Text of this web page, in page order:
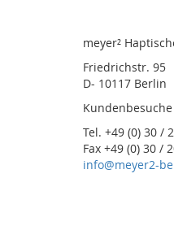
meyer²
Friedrichstr. 95
D- 10117 Berlin
Tel. +49 (0) 30 /
Fax +49 (0) 30 /
info@meyer2-